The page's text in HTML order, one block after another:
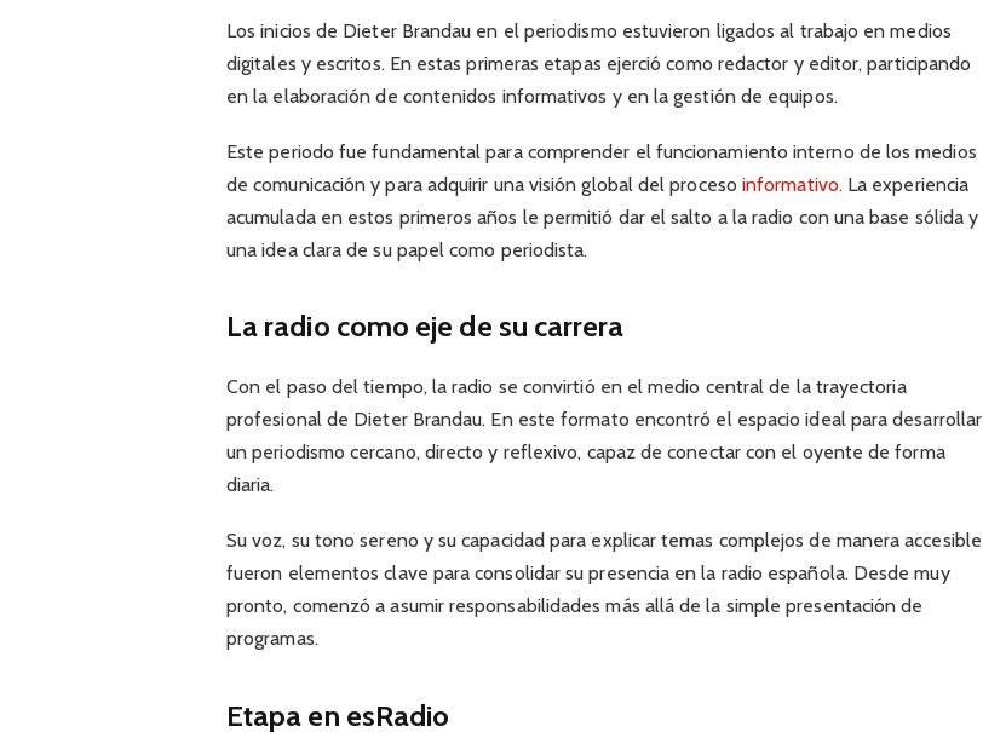
Los inicios de Dieter Brandau en el periodismo estuvieron ligados al trabajo en medios
digitales y escritos. En estas primeras etapas ejerció como redactor y editor, participando
en la elaboración de contenidos informativos y en la gestión de equipos.
Este periodo fue fundamental para comprender el funcionamiento interno de los medios
de comunicación y para adquirir una visión global del proceso informativo.La experiencia
acumulada en estos primeros años le permitió dar el salto a la radio con una base sólida y
una idea clara de su papel como periodista.
La radio como eje de su carrera
Con el paso del tiempo, la radio se convirtió en el medio central de la trayectoria
profesional de Dieter Brandau. En este formato encontró el espacio ideal para desarrollar
un periodismo cercano, directo y reflexivo, capaz de conectar con el oyente de forma
diaria.
Su voz, su tono sereno y su capacidad para explicar temas complejos de manera accesible
fueron elementos clave para consolidar su presencia en la radio española. Desde muy
pronto, comenzó a asumir responsabilidades más allá de la simple presentación de
programas.
Etapa en esRadio